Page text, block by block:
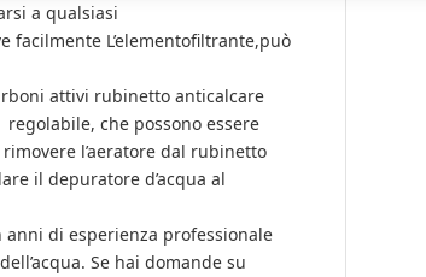
a qualsiasi
facilmente L’elementofiltrante,può
attivi rubinetto anticalcare
che possono essere
l’aeratore dal rubinetto
il depuratore d’acqua al
anni di esperienza professionale
Se hai domande su